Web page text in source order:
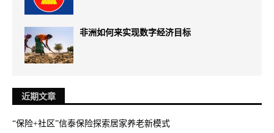
非洲如何来实现数字经济目标
近期文章
“保险+社区”信泰保险探索居家养老新模式